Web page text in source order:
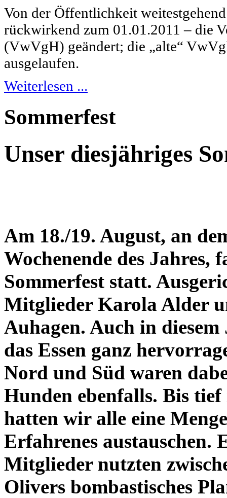
Von der Öffentlichkeit
rückwirkend zum 01.01.2011 – die
(VwVgH) geändert; die „alte“
ausgelaufen.
Weiterlesen ...
Sommerfest
Unser diesjähriges
Am 18./19. August, an
Wochenende des Jahres,
Sommerfest statt.
Mitglieder Karola Alder
Auhagen. Auch in
das Essen ganz
Nord und Süd waren
Hunden ebenfalls. Bis
hatten wir alle eine
Erfahrenes austauschen.
Mitglieder nutzten
Olivers bombastisches